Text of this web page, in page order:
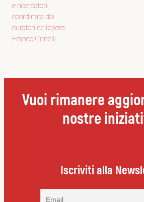
e ricercatori
coordinata dai
curatori dell’opera
Franco Gimelli…
Vuoi rimanere
nostre
Iscriviti alla